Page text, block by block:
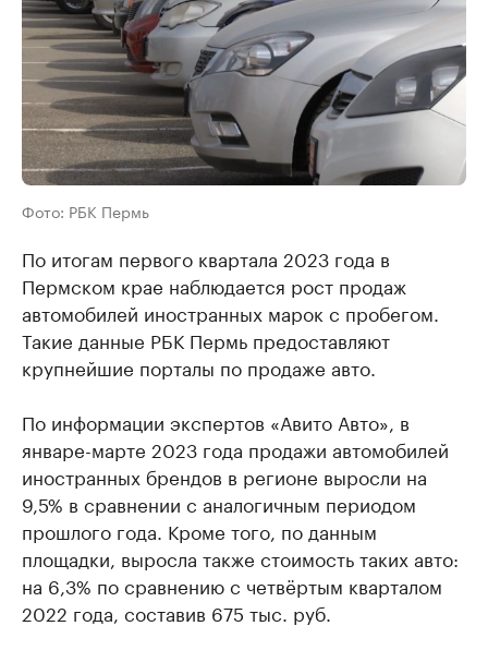
Фото: РБК Пермь
По итогам первого квартала 2023 года в
Пермском крае наблюдается рост продаж
автомобилей иностранных марок с пробегом.
Такие данные РБК Пермь предоставляют
крупнейшие порталы по продаже авто.
По информации экспертов «Авито Авто», в
январе-марте 2023 года продажи автомобилей
иностранных брендов в регионе выросли на
9,5% в сравнении с аналогичным периодом
прошлого года. Кроме того, по данным
площадки, выросла также стоимость таких авто:
на 6,3% по сравнению с четвёртым кварталом
2022 года, составив 675 тыс. руб.